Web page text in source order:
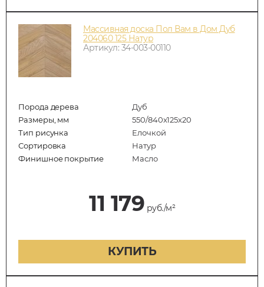
Массивная доска Пол Вам в Дом Дуб
204060 125 Натур
Артикул: 34-003-00110
Порода дерева
Дуб
Размеры, мм
550/840x125x20
Тип рисунка
Елочкой
Сортировка
Натур
Финишное покрытие
Масло
11 179 руб./м²
КУПИТЬ